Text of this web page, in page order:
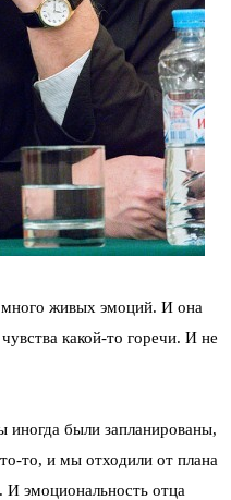
много живых эмоций. И она
какой-то горечи. И не
были запланированы,
то, и мы отходили от плана
эмоциональность отца